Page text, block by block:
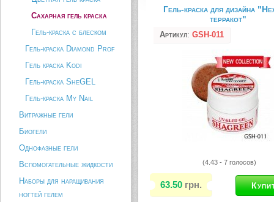
Сахарная гель краска
Гель-краска с блеском
Гель-краска Diamond Prof
Гель краска Kodi
Гель-краска SheGEL
Гель-краска My Nail
Витражные гели
Биогели
Однофазные гели
Вспомогательные жидкости
Наборы для наращивания
ногтей гелем
Сахарный гель используется
видов дизайна ногтей при
Идеально подходит для
модерн, а также используется
улыбки. Нестандартный дизайн
создает эффект объёма, как к
аквариум. Сахарный гель...
Описание товара
Гель-краска для дизайна
терракот"
Артикул: GSH-011
(4.43 - 7 голосов)
63.50 грн.